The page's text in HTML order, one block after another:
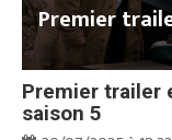
Premier
Premier trailer
saison 5